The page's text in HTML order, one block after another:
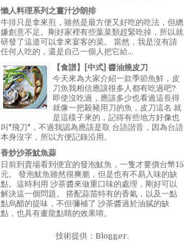
懶人料理系列之薑汁沙朗排
牛排只是拿來煎，雖然是最方便又好吃的吃法，但總
嫌創意不足。剛好家裡有些葉菜類趕緊吃掉，所以就
研發了這道可以拿來宴客的菜。 當然，我是沒有請
任何人吃的，還是自己一個人把它給...
【食譜】[中式] 醬油燒皮刀
今天來為大家介紹一款季節魚鮮，皮
刀魚我相信應該很多人都有吃過吧?
即使沒吃過，應該多少也看過這長得
就像一把殺豬用刀的魚，皮刀這名 就
是這樣子來的，記得有些地方好像也
叫"飛刀"，不過我認為應該是取 台語諧音，因為台語
本身沒字，所以方便記錄沿用。
香炒沙茶魷魚蒜
日前到賣場看到便宜的發泡魷魚，一隻才要價台幣15
元。 發泡魷魚雖然很爽脆，但是也有不易入味的缺
點。這時利用 沙茶醬來做重口味的處理，剛好可以
解決這一個問題。 搭配蒜苗特有的香氣，以及一點
點烏醋的提味，不但彌補了 沙茶醬過於油膩的缺
點，也具有畫龍點睛的效果唷。
技術提供： Blogger.